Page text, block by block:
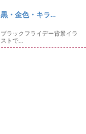
黒・金色・キラ...
ブラックフライデー背景イラ
ストで...